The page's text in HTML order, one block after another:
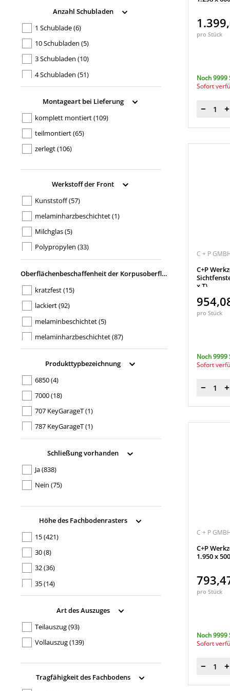
Anzahl Schubladen
1 Schublade(6)
10 Schubladen (5)
3 Schubladen (10)
4 Schubladen (51)
5 Schubladen(19)
6 Schubladen (25)
7 Schubladen(8)
8 Schubladen(9)
Montageart bei Lieferung
komplett montiert(109)
teilmontiert(65)
zerlegt(106)
Werkstoff der Front
Kunststoff(57)
melaminharzbeschichtet(1)
Milchglas(5)
Polypropylen (33)
Stahl, pulverbeschichtet(18)
Stahl/Acrylglas(24)
Oberflächenbeschaffenheit der Korpusoberfläche
kratzfest(15)
lackiert(92)
melaminbeschichtet(5)
melaminharzbeschichtet(87)
pulverbeschichtet(11)
Produkttypbezeichnung
6850(4)
7000(18)
707 KeyGarageT(1)
787 KeyGarageT(1)
797 KeyGarageT(1)
Acurado(225)
Acurado 89
Acurado-2000
Asisto(117)
BASE LINE(13)
Be Soft(3)
Certos
Classic PLUS
CS 42(1)
easyOffice®(14)
easyScreen(2)
EMG 6165(1)
endless(288)
FC(12)
Schließung vorhanden
Ja(838)
Nein (75)
Höhe des Fachbodenrasters
15(421)
30(8)
32(36)
35(14)
80(7)
Art des Auszuges
Teilauszug(93)
Vollauszug(139)
Tragfähigkeit des Fachbodens
pro Stück
Noch 9999
Sofort
Menge
C + P
C+P
x T)
pro Stück
Noch 9999
Sofort
Menge
C + P
C+P
1.950 x
pro Stück
Noch 9999
Sofort
Menge